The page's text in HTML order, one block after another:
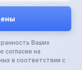
Ваших
согласие на
в соответствии с